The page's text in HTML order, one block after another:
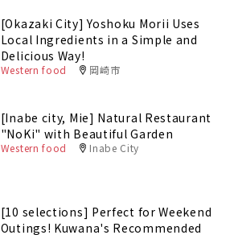
[Okazaki City] Yoshoku Morii Uses
Local Ingredients in a Simple and
Delicious Way!
Western food 岡崎市
[Inabe city, Mie] Natural Restaurant
"NoKi" with Beautiful Garden
Western food Inabe City
[10 selections] Perfect for Weekend
Outings! Kuwana's Recommended